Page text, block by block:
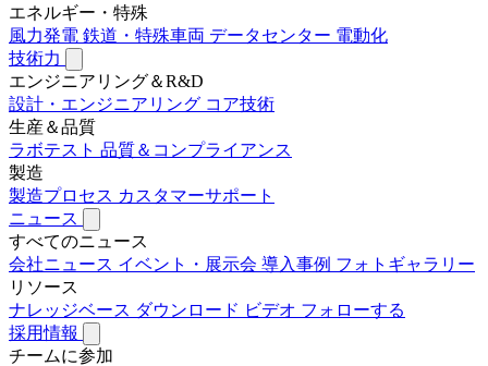
エネルギー・特殊
風力発電 鉄道・特殊車両 データセンター 電動化
技術力
エンジニアリング＆R&D
設計・エンジニアリング コア技術
生産＆品質
ラボテスト 品質＆コンプライアンス
製造
製造プロセス カスタマーサポート
ニュース
すべてのニュース
会社ニュース イベント・展示会 導入事例 フォトギャラリー
リソース
ナレッジベース ダウンロード ビデオ フォローする
採用情報
チームに参加